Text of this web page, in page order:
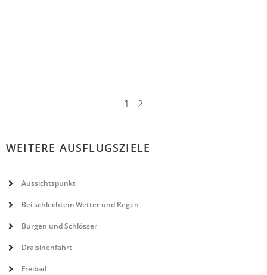
1 2
WEITERE AUSFLUGSZIELE
Aussichtspunkt
Bei schlechtem Wetter und Regen
Burgen und Schlösser
Draisinenfahrt
Freibad